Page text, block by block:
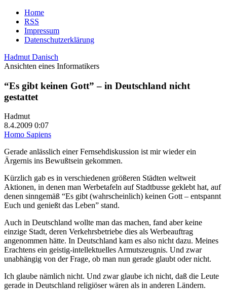
Home
RSS
Impressum
Datenschutzerklärung
Hadmut Danisch
Ansichten eines Informatikers
“Es gibt keinen Gott” – in Deutschland nicht
gestattet
Hadmut
8.4.2009 0:07
Homo Sapiens
Gerade anlässlich einer Fernsehdiskussion ist mir wieder ein
Ärgernis ins Bewußtsein gekommen.
Kürzlich gab es in verschiedenen größeren Städten weltweit
Aktionen, in denen man Werbetafeln auf Stadtbusse geklebt hat, auf
denen sinngemäß “Es gibt (wahrscheinlich) keinen Gott – entspannt
Euch und genießt das Leben” stand.
Auch in Deutschland wollte man das machen, fand aber keine
einzige Stadt, deren Verkehrsbetriebe dies als Werbeauftrag
angenommen hätte. In Deutschland kam es also nicht dazu. Meines
Erachtens ein geistig-intellektuelles Armutszeugnis. Und zwar
unabhängig von der Frage, ob man nun gerade glaubt oder nicht.
Ich glaube nämlich nicht. Und zwar glaube ich nicht, daß die Leute
gerade in Deutschland religiöser wären als in anderen Ländern.